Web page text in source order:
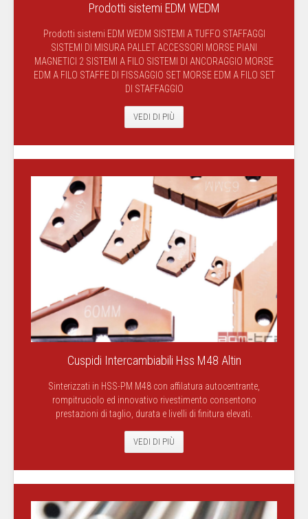
Prodotti sistemi EDM WEDM
Prodotti sistemi EDM WEDM SISTEMI A TUFFO STAFFAGGI
SISTEMI DI MISURA PALLET ACCESSORI MORSE PIANI
MAGNETICI 2 SISTEMI A FILO SISTEMI DI ANCORAGGIO MORSE
EDM A FILO STAFFE DI FISSAGGIO SET MORSE EDM A FILO SET
DI STAFFAGGIO
VEDI DI PIÙ
Cuspidi Intercambiabili Hss M48 Altin
Sinterizzati in HSS-PM M48 con affilatura autocentrante,
rompitruciolo ed innovativo rivestimento consentono
prestazioni di taglio, durata e livelli di finitura elevati.
VEDI DI PIÙ